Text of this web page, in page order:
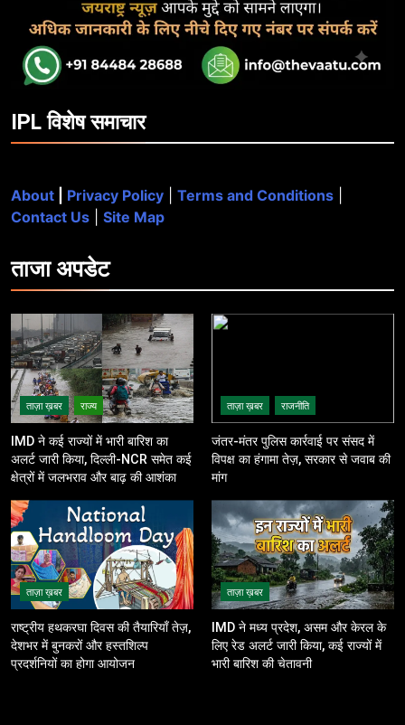
IPL विशेष समाचार
About Privacy Policy Terms and Conditions
Contact Us
Site Map
ताजाअपडेट
ताज़ा ख़बर राज्य
IMD ने कई राज्यों में भारी बारिश का
अलर्ट जारी किया, दिल्ली-NCR समेत कई
क्षेत्रों में जलभराव और बाढ़ की आशंका
ताज़ा ख़बर राजनीति
जंतर-मंतर पुलिस कार्रवाई पर संसद में
विपक्ष का हंगामा तेज़, सरकार से जवाब की
मांग
ताज़ा ख़बर
राष्ट्रीय हथकरघा दिवस की तैयारियाँ तेज़,
देशभर में बुनकरों और हस्तशिल्प
प्रदर्शनियों का होगा आयोजन
ताज़ा ख़बर
IMD ने मध्य प्रदेश, असम और केरल के
लिए रेड अलर्ट जारी किया, कई राज्यों में
भारी बारिश की चेतावनी